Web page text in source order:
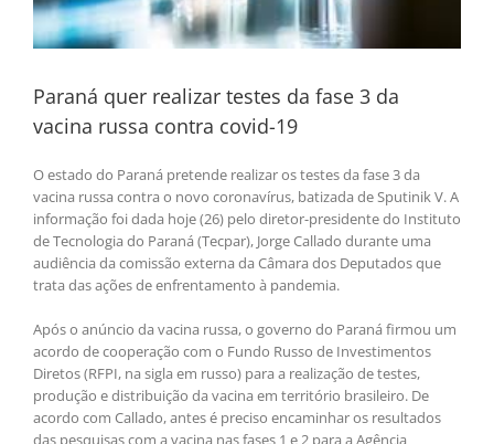
Paraná quer realizar testes da fase 3 da
vacina russa contra covid-19
O estado do Paraná pretende realizar os testes da fase 3 da
vacina russa contra o novo coronavírus, batizada de Sputinik V. A
informação foi dada hoje (26) pelo diretor-presidente do Instituto
de Tecnologia do Paraná (Tecpar), Jorge Callado durante uma
audiência da comissão externa da Câmara dos Deputados que
trata das ações de enfrentamento à pandemia.
Após o anúncio da vacina russa, o governo do Paraná firmou um
acordo de cooperação com o Fundo Russo de Investimentos
Diretos (RFPI, na sigla em russo) para a realização de testes,
produção e distribuição da vacina em território brasileiro. De
acordo com Callado, antes é preciso encaminhar os resultados
das pesquisas com a vacina nas fases 1 e 2 para a Agência